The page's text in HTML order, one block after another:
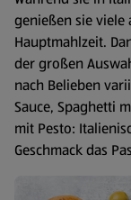
genießen sie
Hauptmahlzeit.
der großen
nach Belieben
Sauce, Spaghetti
mit Pesto:
Geschmack das